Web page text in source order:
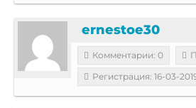
ernestoe30
Комментарии: 0
Регистрация: 16-03-